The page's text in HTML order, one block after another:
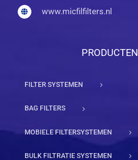
www.micfilfilters.nl
PRODUCTEN
FILTER SYSTEMEN
BAG FILTERS
MOBIELE FILTERSYSTEMEN
BULK FILTRATIE SYSTEMEN